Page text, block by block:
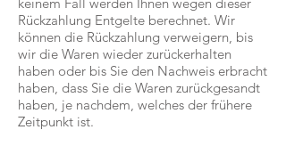
Rückzahlung Entgelte berechnet. Wir
können die Rückzahlung verweigern, bis
wir die Waren wieder zurückerhalten
haben oder bis Sie den Nachweis erbracht
haben, dass Sie die Waren zurückgesandt
haben, je nachdem, welches der frühere
Zeitpunkt ist.